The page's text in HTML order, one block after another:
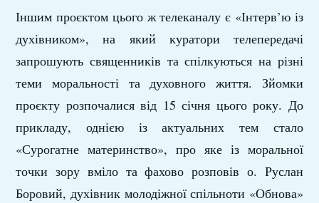
Іншим проєктом цього ж телеканалу є «Інтерв’ю із
духівником», на який куратори телепередачі
запрошують священників та спілкуються на різні
теми моральності та духовного життя. Зйомки
проєкту розпочалися від 15 січня цього року. До
прикладу, однією із актуальних тем стало
«Сурогатне материнство», про яке із моральної
точки зору вміло та фахово розповів о. Руслан
Боровий, духівник молодіжної спільноти «Обнова»